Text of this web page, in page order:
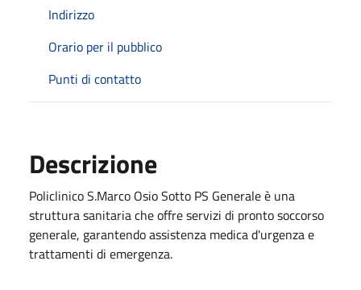
Indirizzo
Orario per il pubblico
Punti di contatto
Descrizione
Policlinico S.Marco Osio Sotto PS Generale è una
struttura sanitaria che offre servizi di pronto soccorso
generale, garantendo assistenza medica d'urgenza e
trattamenti di emergenza.